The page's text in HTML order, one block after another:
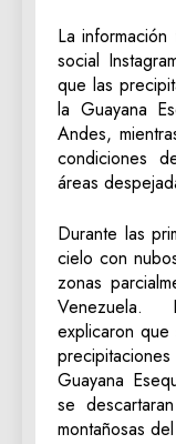
La
social
que las
la Guayana
Andes,
condiciones
áreas
Durante las
cielo con
zonas
Venezuela.
explicaron
Guayana
se
montañosas